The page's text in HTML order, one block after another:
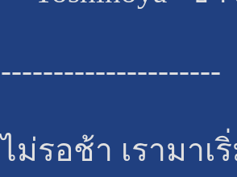
---------------------
ไม่รอช้า เรามาเ